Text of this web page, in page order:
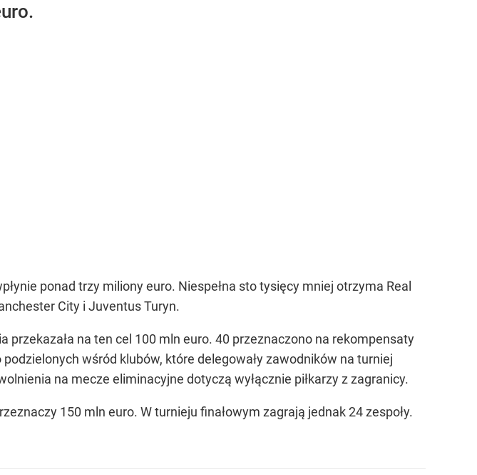
ponad trzy miliony euro. Niespełna sto tysięcy mniej otrzyma Real
City i Juventus Turyn.
przekazała na ten cel 100 mln euro. 40 przeznaczono na rekompensaty
wśród klubów, które delegowały zawodników na turniej
na mecze eliminacyjne dotyczą wyłącznie piłkarzy z zagranicy.
150 mln euro. W turnieju finałowym zagrają jednak 24 zespoły.